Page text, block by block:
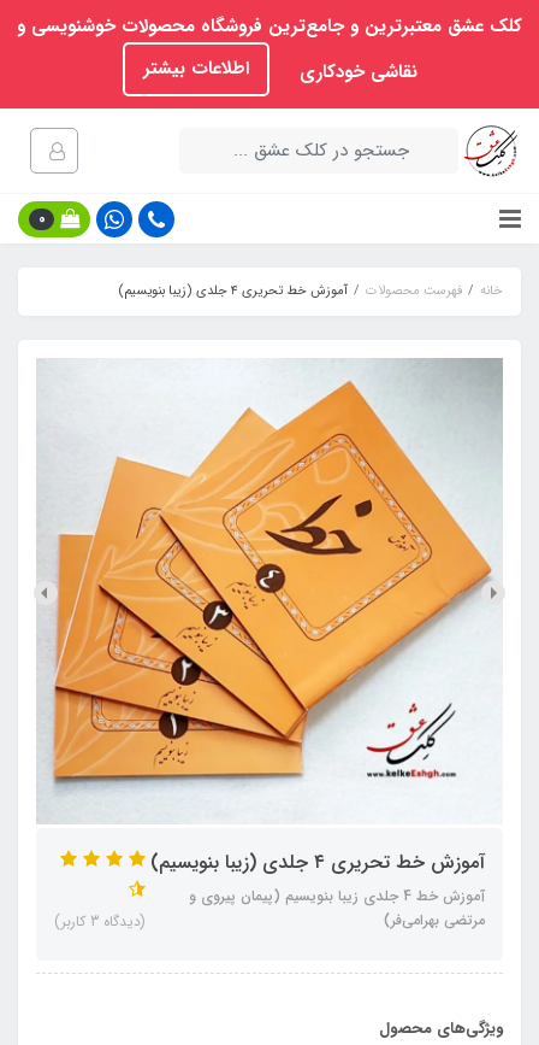
کلک عشق معتبرترین و جامع‌ترین فروشگاه محصولات خوشنویسی و
نقاشی خودکاری
اطلاعات بیشتر
0
خانه فهرست محصولات آموزش خط تحریری ۴ جلدی (زیبا بنویسیم)
آموزش خط تحریری ۴ جلدی (زیبا بنویسیم)
آموزش خط 4 جلدی زیبا بنویسیم (پیمان پیروی و
مرتضی بهرامی‌فر)
(دیدگاه 3 کاربر)
ویژگی‌های محصول